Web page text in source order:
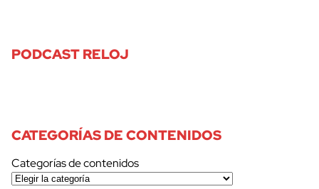
PODCAST RELOJ
CATEGORÍAS DE CONTENIDOS
Categorías de contenidos